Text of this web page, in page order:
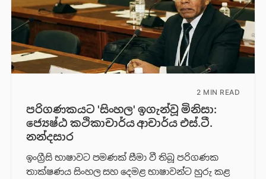
2 MIN READ
පරිගණකයට 'සිංහල' ඉගැන්වූ මිනිසා:
ජ්‍යෙෂ්ඨ කථිකාචාර්ය ආචාර්ය එස්.ටී.
නන්දසාර
ඉංග්‍රීසි භාෂාවට පමණක් සීමා වී තිබූ පරිගණක
තාක්ෂණය සිංහල සහ දෙමළ භාෂාවන්ට හුරු කළ